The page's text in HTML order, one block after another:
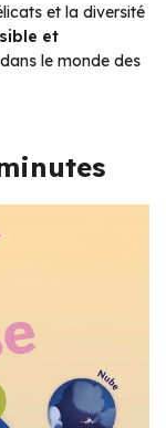
et la diversité
et
le monde des